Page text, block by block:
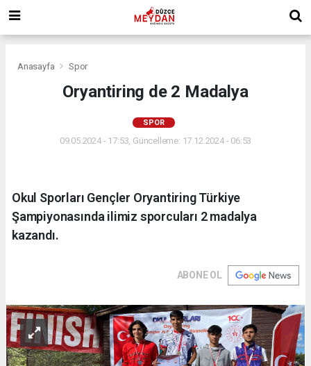
Anasayfa Spor
Oryantiring de 2 Madalya
SPOR
09.05.2024 - 17:53, Güncelleme: 17.12.2024 - 06:53
Okul Sporları Gençler Oryantiring Türkiye
Şampiyonasında ilimiz sporcuları 2 madalya
kazandı.
ABONE OL